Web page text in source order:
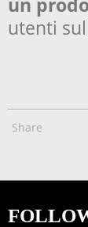
utenti
Share